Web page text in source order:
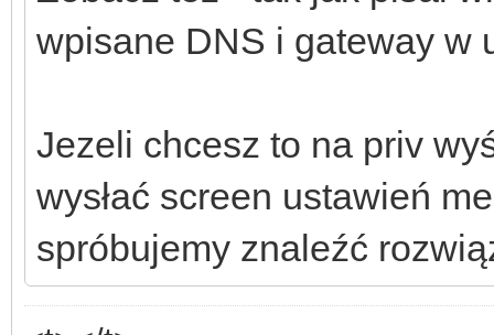
wpisane DNS i gateway w
Jezeli chcesz to na priv
wysłać screen ustawień
spróbujemy znaleźć